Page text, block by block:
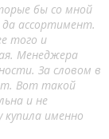
бы со мной
да ассортимент.
того и
Менеджера
За словом в
Вот такой
и не
именно